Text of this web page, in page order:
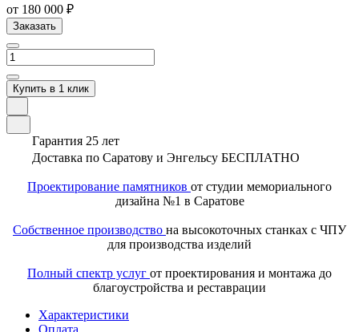
от 180 000 ₽
Заказать
Купить в 1 клик
Гарантия 25 лет
Доставка по Саратову и Энгельсу БЕСПЛАТНО
Проектирование памятников от студии мемориального
дизайна №1 в Саратове
Собственное производство на высокоточных станках с ЧПУ
для производства изделий
Полный спектр услуг от проектирования и монтажа до
благоустройства и реставрации
Характеристики
Оплата